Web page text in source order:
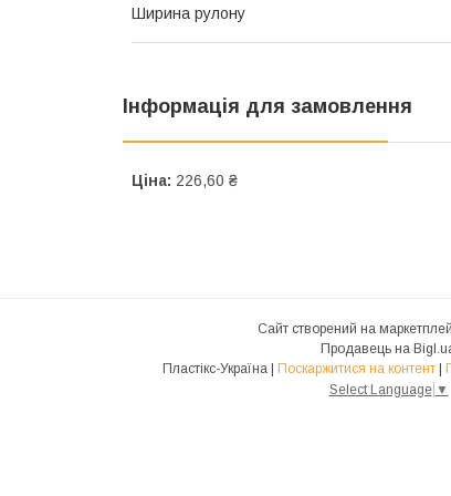
Ширина рулону
Інформація для замовлення
Ціна: 226,60 ₴
Сайт створений на
Продавець на
Поскаржитися на контент
Select Language ▼